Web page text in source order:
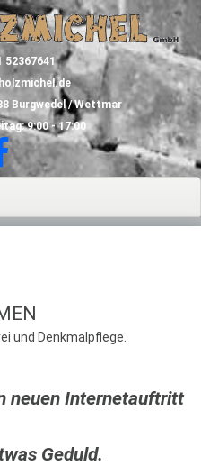
52367641
Burgwedel / Wettmar
9:00 - 17:00
und Denkmalpflege.
neuen Internetauftritt
Geduld.